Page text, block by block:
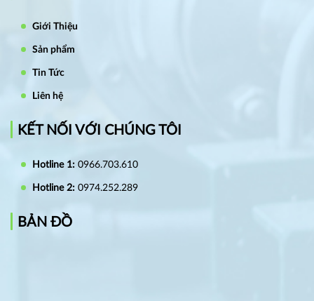
Giới Thiệu
Sản phẩm
Tin Tức
Liên hệ
KẾT NỐI VỚI CHÚNG TÔI
Hotline 1: 0966.703.610
Hotline 2: 0974.252.289
BẢN ĐỒ